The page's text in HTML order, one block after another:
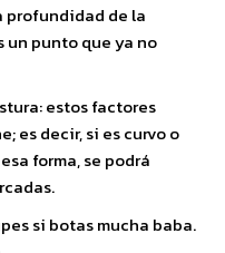
profundidad de la
un punto que ya no
estos factores
es decir, si es curvo o
forma, se podrá
si botas mucha baba.